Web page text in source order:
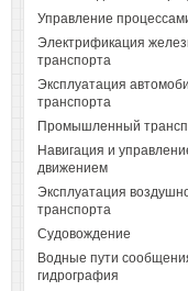
Управление
Электрификация
транспорта
Эксплуатация
транспорта
Промышленный
Навигация и
движением
Эксплуатация
транспорта
Судовождение
Водные пути
гидрография